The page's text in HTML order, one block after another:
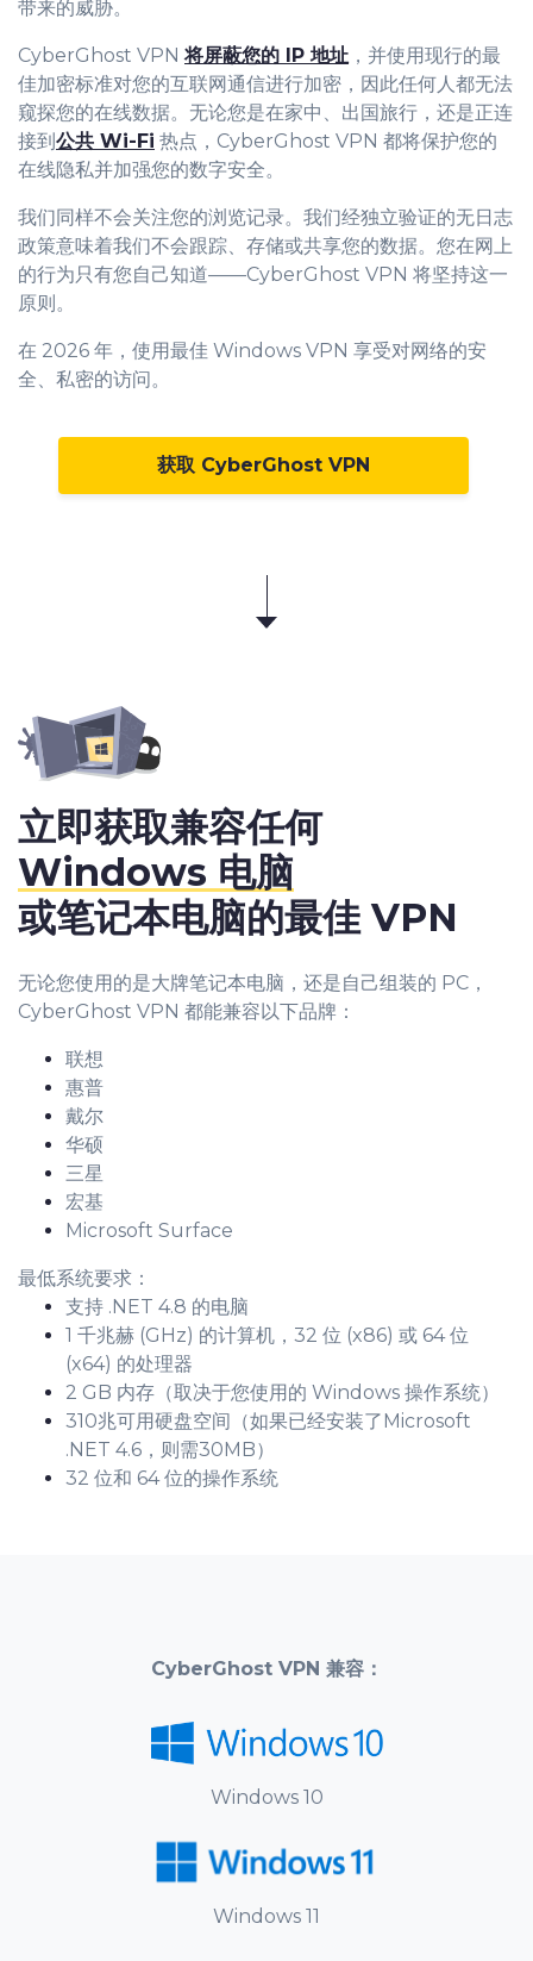
带来的威胁。
CyberGhost VPN将屏蔽您的 IP 地址 ，并使用现行的最
佳加密标准对您的互联网通信进行加密，因此任何人都无法
窥探您的在线数据。无论您是在家中、出国旅行，还是正连
接到公共 Wi-Fi 热点，CyberGhost VPN 都将保护您的
在线隐私并加强您的数字安全。
我们同样不会关注您的浏览记录。我们经独立验证的无日志
政策意味着我们不会跟踪、存储或共享您的数据。您在网上
的行为只有您自己知道——CyberGhost VPN 将坚持这一
原则。
在 2026 年，使用最佳 Windows VPN 享受对网络的安
全、私密的访问。
获取 CyberGhost VPN
无论您使用的是大牌笔记本电脑，还是自己组装的 PC，
CyberGhost VPN 都能兼容以下品牌：
联想
惠普
戴尔
华硕
三星
宏基
Microsoft Surface
最低系统要求：
支持 .NET 4.8 的电脑
1 千兆赫 (GHz) 的计算机，32 位 (x86) 或 64 位
(x64) 的处理器
2 GB 内存（取决于您使用的 Windows 操作系统）
310兆可用硬盘空间（如果已经安装了Microsoft
.NET 4.6，则需30MB）
32 位和 64 位的操作系统
立即获取兼容任何
Windows 电脑
或笔记本电脑的最佳 VPN
CyberGhost VPN 兼容：
Windows 10
Windows 11